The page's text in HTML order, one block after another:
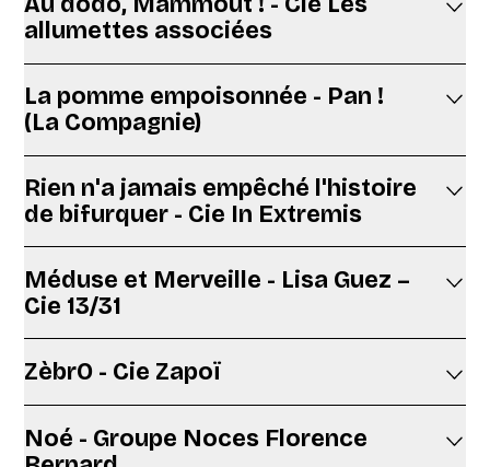
allumettes associées
La pomme empoisonnée - Pan !
(La Compagnie)
Rien n'a jamais empêché l'histoire
de bifurquer - Cie In Extremis
Méduse et Merveille - Lisa Guez –
Cie 13/31
ZèbrO - Cie Zapoï
Noé - Groupe Noces Florence